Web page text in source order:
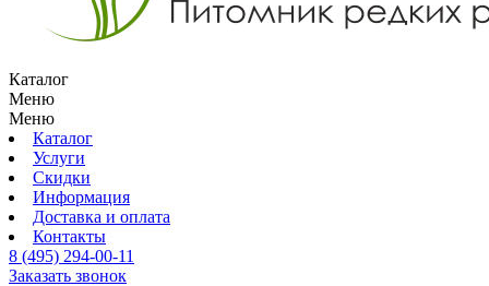
Каталог
Меню
Меню
Каталог
Услуги
Скидки
Информация
Доставка и оплата
Контакты
8 (495) 294-00-11
Заказать звонок